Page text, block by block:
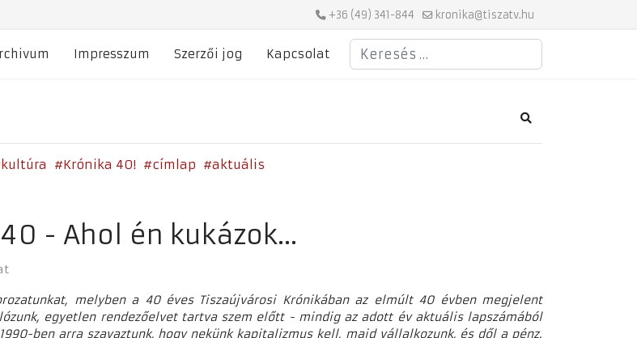
+36 (49) 341-844 kronika@tiszatv.hu
Impresszum Szerzői jog Kapcsolat
Keresés
Search
kultúra Krónika 40! címlap aktuális
- Ahol én kukázok…
melyben a 40 éves Tiszaújvárosi Krónikában az elmúlt 40 évben megjelent
egyetlen rendezőelvet tartva szem előtt - mindig az adott év aktuális lapszámából
ben arra szavaztunk, hogy nekünk kapitalizmus kell, majd vállalkozunk, és dől a pénz.